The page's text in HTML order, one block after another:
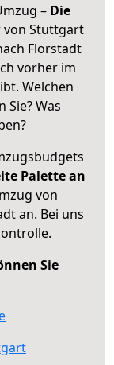
– Die
von Stuttgart
Florstadt
vorher im
Welchen
Was
Palette an
von
an. Bei uns
Sie